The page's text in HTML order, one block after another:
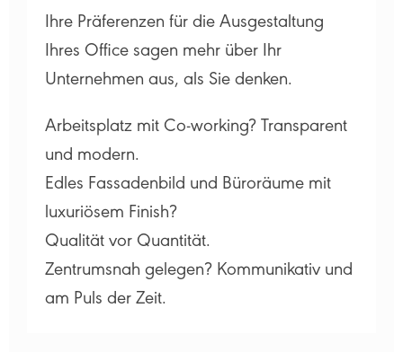
Ihre Präferenzen für die Ausgestaltung
Ihres Office sagen mehr über Ihr
Unternehmen aus, als Sie denken.
Arbeitsplatz mit Co-working? Transparent
und modern.
Edles Fassadenbild und Büroräume mit
luxuriösem Finish?
Qualität vor Quantität.
Zentrumsnah gelegen? Kommunikativ und
am Puls der Zeit.